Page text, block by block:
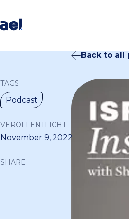
TAGS
Podcast
VERÖFFENTLICHT
November 9, 2022
SHARE
Back to all